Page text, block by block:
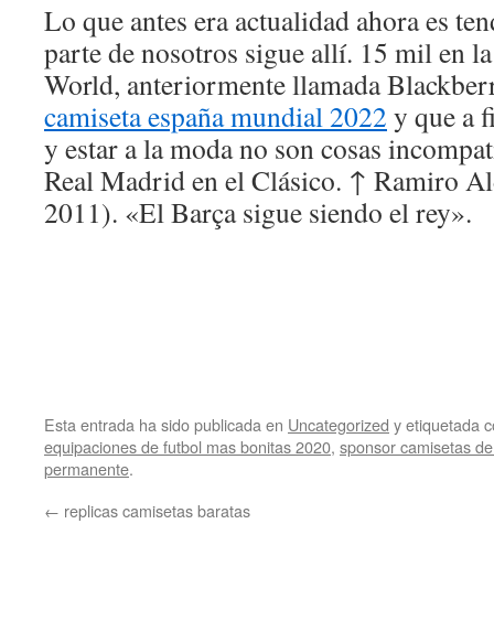
Lo que antes era actualidad ahora es
parte de nosotros sigue allí. 15 mil en
World, anteriormente llamada
camiseta españa mundial 2022 y que a
y estar a la moda no son cosas
Real Madrid en el Clásico. ↑ Ramiro
2011). «El Barça sigue siendo el rey».
Esta entrada ha sido publicada en Uncategorized y etiquetada
equipaciones de futbol mas bonitas 2020, sponsor camisetas
permanente.
← replicas camisetas baratas